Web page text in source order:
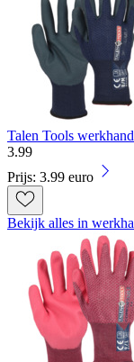
Talen Tools
3.99
Prijs: 3.99 euro
Bekijk alles in